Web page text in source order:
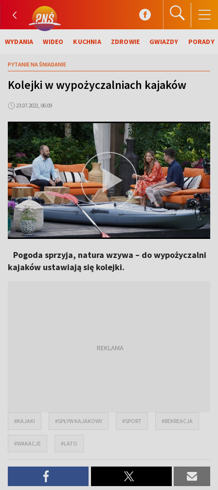
WYDANIA WIDEO KUCHNIA ZDROWIE GWIAZDY PORADY
PYTANIE NA ŚNIADANIE
Kolejki w wypożyczalniach kajaków
23.07.2021, 06:09
Pogoda sprzyja, natura wzywa – do wypożyczalni
kajaków ustawiają się kolejki.
#KAJAKI #SPŁYW KAJAKOWY #SPORT #REKREACJA
#WAKACJE #LATO